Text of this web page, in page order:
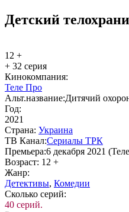
Детский
12 +
+ 32 серия
Ки­но­ком­па­ния:
Теле Про
Альт.на­зва­ние:Дитячий
Год:
2021
Стра­на: Ук­раи­на
ТВ Ка­нал:Се­риа­лы ТРК
Пре­мье­ра:6 декабря 2021
Воз­раст: 12 +
Жанр:
Де­тек­ти­вы, Ко­ме­дии
Сколь­ко се­рий:
40 серий.